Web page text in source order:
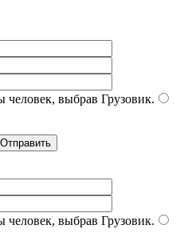
человек, выбрав Грузовик.
человек, выбрав Грузовик.